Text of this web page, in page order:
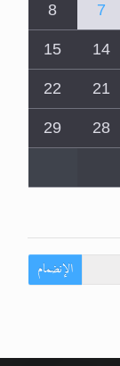
7
8
14
15
21
22
28
29
الإنضمام